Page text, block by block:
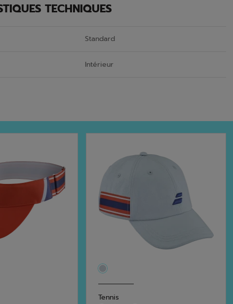
TECHNIQUES
Standard
Intérieur
Tennis